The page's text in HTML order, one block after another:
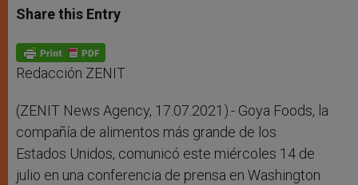
t
s
p
p
s
e
g
e
r
e
b
o
k
Share this Entry
Redacción ZENIT
(ZENIT News Agency, 17.07.2021).- Goya Foods, la
compañía de alimentos más grande de los
Estados Unidos, comunicó este miércoles 14 de
julio en una conferencia de prensa en Washington